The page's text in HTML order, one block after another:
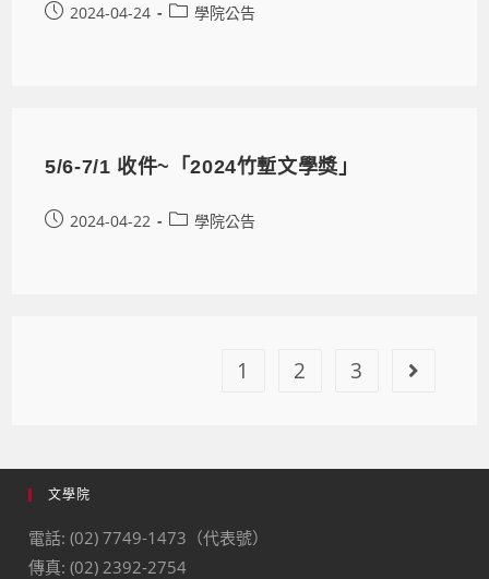
2024-04-24 學院公告
5/6-7/1 收件~「2024竹塹文學獎」
2024-04-22 學院公告
1 2 3
文學院
電話: (02) 7749-1473（代表號）
傳真: (02) 2392-2754